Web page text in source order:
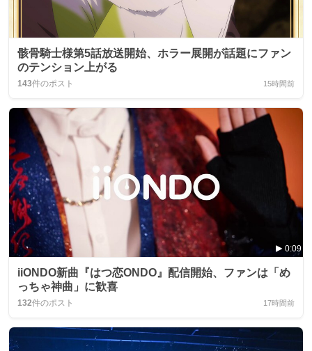
骸骨騎士様第5話放送開始、ホラー展開が話題にファン
のテンション上がる
143件のポスト 15時間前
0:09
iiONDO新曲『はつ恋ONDO』配信開始、ファンは「め
っちゃ神曲」に歓喜
132件のポスト 17時間前